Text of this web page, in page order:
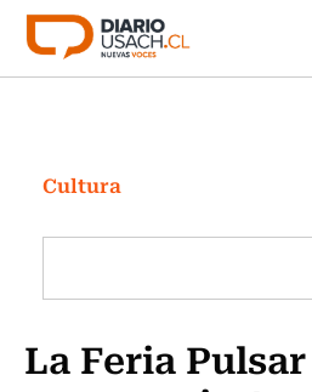
Click acá para ir directamente
Investigación
Cultura
Programas Radio y TV
Cultura
La Feria